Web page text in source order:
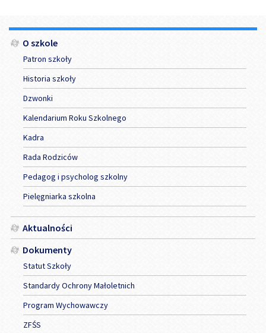
MenuO szkole
Patron szkoły
Historia szkoły
Dzwonki
Kalendarium Roku Szkolnego
Kadra
Rada Rodziców
Pedagog i psycholog szkolny
Pielęgniarka szkolna
Aktualności
Dokumenty
Statut Szkoły
Standardy Ochrony Małoletnich
Program Wychowawczy
ZFŚS